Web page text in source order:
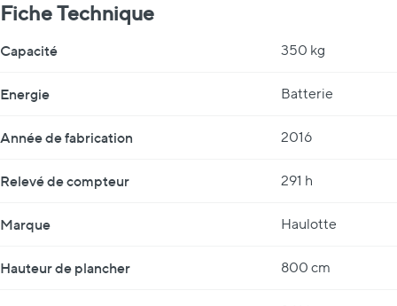
Fiche Technique
Capacité 350 kg
Energie Batterie
Année de fabrication 2016
Relevé de compteur 291 h
Marque Haulotte
Hauteur de plancher 800 cm